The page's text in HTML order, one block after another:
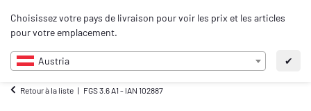
Choisissez votre pays de livraison pour voir les prix et les articles
pour votre emplacement.
Austria ✔
FR
Retour à la liste FGS 3.6 A1 - IAN 102887